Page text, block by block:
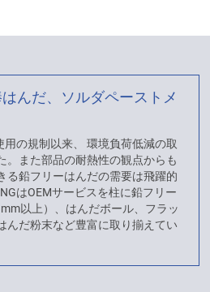
んだ、ソルダペーストメ
の規制以来、 環境負荷低減の取
。また部品の耐熱性の観点からも
る鉛フリーはんだの需要は飛躍的
はOEMサービスを柱に鉛フリー
以上）、はんだボール、フラッ
んだ粉末など豊富に取り揃えてい